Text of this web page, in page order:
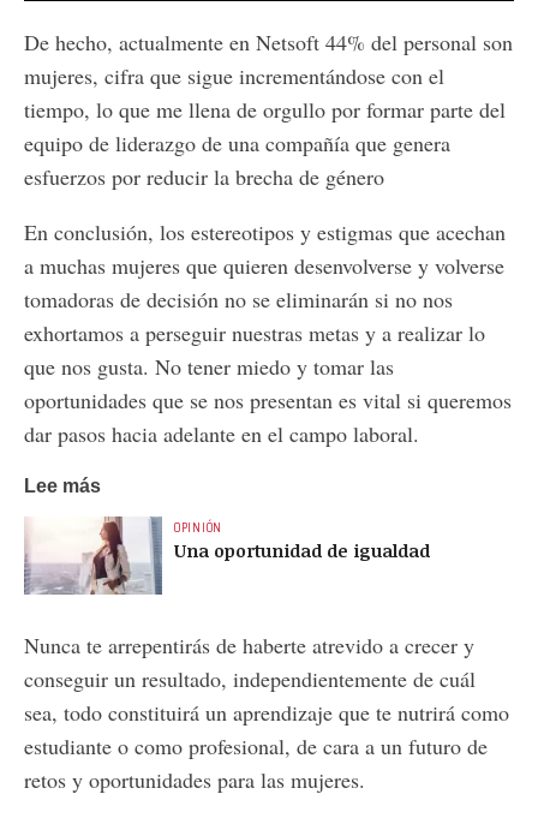
De hecho, actualmente en Netsoft 44% del personal son
mujeres, cifra que sigue incrementándose con el
tiempo, lo que me llena de orgullo por formar parte del
equipo de liderazgo de una compañía que genera
esfuerzos por reducir la brecha de género
En conclusión, los estereotipos y estigmas que acechan
a muchas mujeres que quieren desenvolverse y volverse
tomadoras de decisión no se eliminarán si no nos
exhortamos a perseguir nuestras metas y a realizar lo
que nos gusta. No tener miedo y tomar las
oportunidades que se nos presentan es vital si queremos
dar pasos hacia adelante en el campo laboral.
Lee más
OPINIÓN
Una oportunidad de igualdad
Nunca te arrepentirás de haberte atrevido a crecer y
conseguir un resultado, independientemente de cuál
sea, todo constituirá un aprendizaje que te nutrirá como
estudiante o como profesional, de cara a un futuro de
retos y oportunidades para las mujeres.